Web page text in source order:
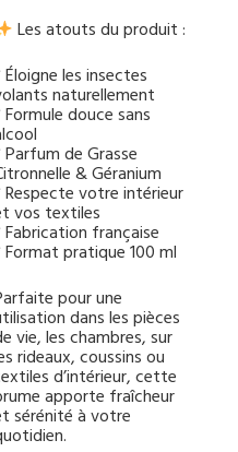
Les atouts du produit :
les insectes
naturellement
douce sans
de Grasse
& Géranium
votre intérieur
vos textiles
française
pratique 100 ml
pour une
dans les pièces
vie, les chambres, sur
rideaux, coussins ou
d’intérieur, cette
apporte fraîcheur
sérénité à votre